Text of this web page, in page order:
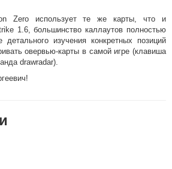
Zero использует те же карты, что и
1.6, большинство каллаутов полностью
изучения конкретных позиций
овервью-карты в самой игре (клавиша
drawradar).